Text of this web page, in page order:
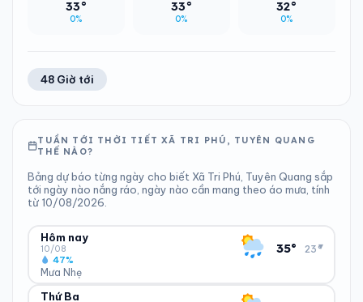
33°
0%
33°
0%
32°
0%
48 Giờ tới
TUẦN TỚI THỜI TIẾT XÃ TRI PHÚ, TUYÊN QUANG
THẾ NÀO?
Bảng dự báo từng ngày cho biết Xã Tri Phú, Tuyên Quang sắp
tới ngày nào nắng ráo, ngày nào cần mang theo áo mưa, tính
từ 10/08/2026.
Hôm nay
10/08
Mưa Nhẹ
47%
35° 23°
▾
ĐỘ ẨM
Thứ Ba